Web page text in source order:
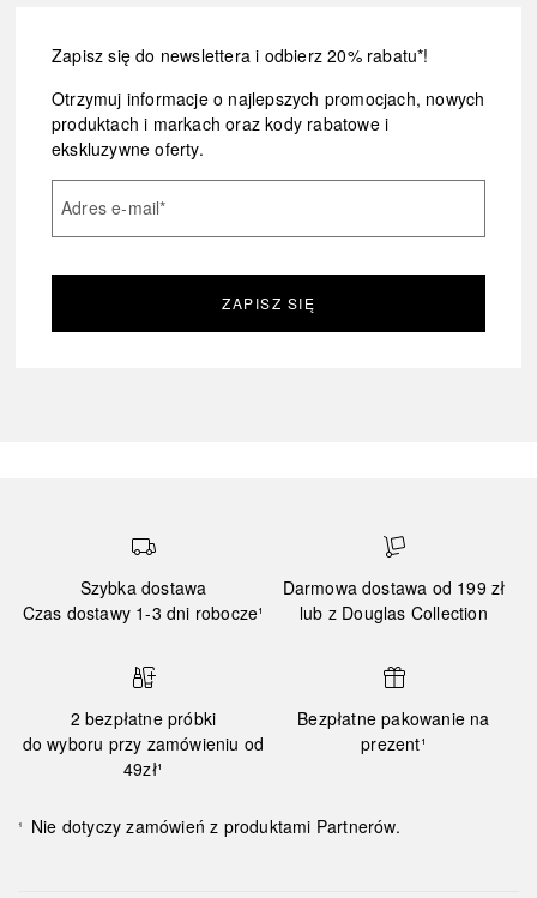
Zapisz się do newslettera i odbierz 20% rabatu*!
Otrzymuj informacje o najlepszych promocjach, nowych
produktach i markach oraz kody rabatowe i
ekskluzywne oferty.
Adres e-mail*
ZAPISZ SIĘ
Szybka dostawa
Czas dostawy 1-3 dni robocze¹
Darmowa dostawa od 199 zł
lub z Douglas Collection
2 bezpłatne próbki
do wyboru przy zamówieniu od
49zł¹
Bezpłatne pakowanie na
prezent¹
¹ Nie dotyczy zamówień z produktami Partnerów.